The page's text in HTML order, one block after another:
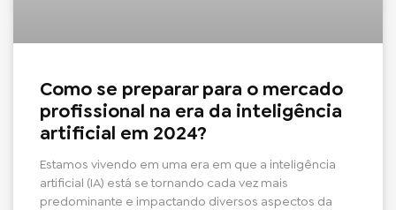
Como se preparar para o mercado
profissional na era da inteligência
artificial em 2024?
Estamos vivendo em uma era em que a inteligência
artificial (IA) está se tornando cada vez mais
predominante e impactando diversos aspectos da